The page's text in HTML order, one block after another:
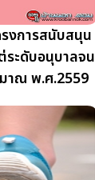
รงการสนับสนุน
ระดับอนุบาลจน
าณ พ.ศ.2559